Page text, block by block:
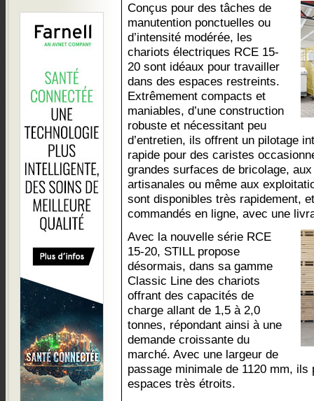
Conçus pour des tâches de
manutention ponctuelles ou
d’intensité modérée, les
chariots électriques RCE 15-
20 sont idéaux pour travailler
dans des espaces restreints.
Extrêmement compacts et
maniables, d’une construction
robuste et nécessitant peu
d’entretien, ils offrent un pilotage
rapide pour des caristes
grandes surfaces de bricolage,
artisanales ou même aux
sont disponibles très rapidement,
commandés en ligne, avec une
Avec la nouvelle série RCE
15-20, STILL propose
désormais, dans sa gamme
Classic Line des chariots
offrant des capacités de
charge allant de 1,5 à 2,0
tonnes, répondant ainsi à une
demande croissante du
marché. Avec une largeur de
passage minimale de 1120 mm,
espaces très étroits.